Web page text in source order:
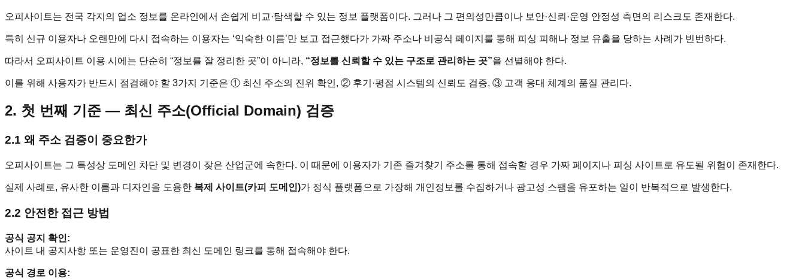
오피사이트는 전국 각지의 업소 정보를 온라인에서 손쉽게 비교·탐색할 수 있는 정보 플랫폼이다. 그러나 그 편의성만큼이나 보안·신뢰·운영 안정성 측면의 리스크도 존재한다.
특히 신규 이용자나 오랜만에 다시 접속하는 이용자는 ‘익숙한 이름’만 보고 접근했다가 가짜 주소나 비공식 페이지를 통해 피싱 피해나 정보 유출을 당하는 사례가 빈번하다.
따라서 오피사이트 이용 시에는 단순히 “정보를 잘 정리한 곳”이 아니라, “정보를 신뢰할 수 있는 구조로 관리하는 곳”을 선별해야 한다.
이를 위해 사용자가 반드시 점검해야 할 3가지 기준은 ① 최신 주소의 진위 확인, ② 후기·평점 시스템의 신뢰도 검증, ③ 고객 응대 체계의 품질 관리다.
2. 첫 번째 기준 ― 최신 주소(Official Domain) 검증
2.1 왜 주소 검증이 중요한가
오피사이트는 그 특성상 도메인 차단 및 변경이 잦은 산업군에 속한다. 이 때문에 이용자가 기존 즐겨찾기 주소를 통해 접속할 경우 가짜 페이지나 피싱 사이트로 유도될 위험이 존재한다.
실제 사례로, 유사한 이름과 디자인을 도용한 복제 사이트(카피 도메인)가 정식 플랫폼으로 가장해 개인정보를 수집하거나 광고성 스팸을 유포하는 일이 반복적으로 발생한다.
2.2 안전한 접근 방법
공식 공지 확인:
사이트 내 공지사항 또는 운영진이 공표한 최신 도메인 링크를 통해 접속해야 한다.
공식 경로 이용: